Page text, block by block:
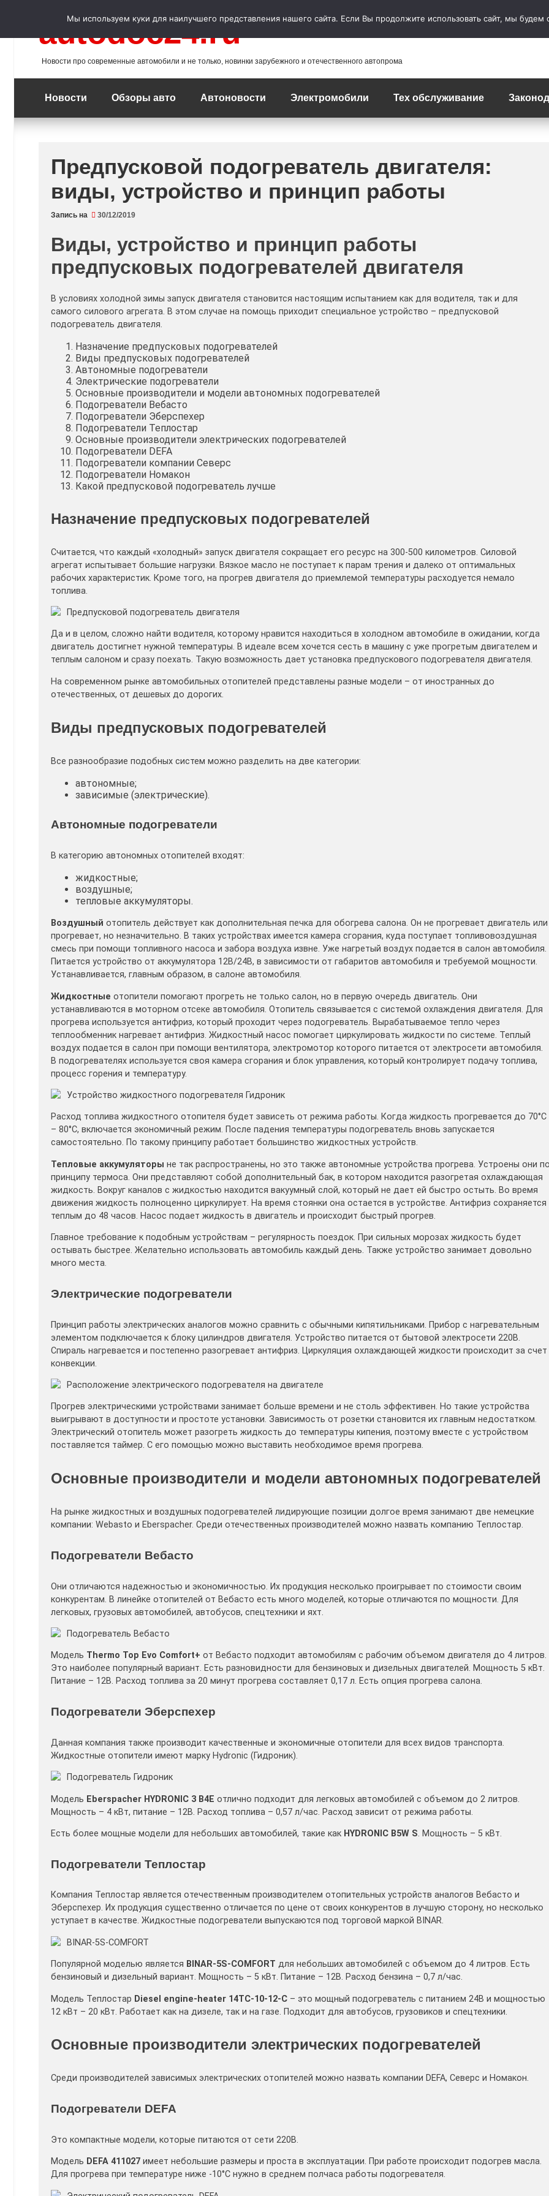
autodoc24.ru
Новости про современные автомобили и не только, новинки зарубежного и отечественного автопрома
Новости Обзоры авто Автоновости Электромобили Тех обслуживание
Предпусковой подогреватель двигателя:
виды, устройство и принцип работы
Запись на 30/12/2019
Виды, устройство и принцип работы
предпусковых подогревателей двигателя
В условиях холодной зимы запуск двигателя становится настоящим испытанием как для водителя, так и для
самого силового агрегата. В этом случае на помощь приходит специальное устройство – предпусковой
подогреватель двигателя.
Назначение предпусковых подогревателей
Виды предпусковых подогревателей
Автономные подогреватели
Электрические подогреватели
Основные производители и модели автономных подогревателей
Подогреватели Вебасто
Подогреватели Эберспехер
Подогреватели Теплостар
Основные производители электрических подогревателей
Подогреватели DEFA
Подогреватели компании Северс
Подогреватели Номакон
Какой предпусковой подогреватель лучше
Назначение предпусковых подогревателей
Считается, что каждый «холодный» запуск двигателя сокращает его ресурс на 300-500 километров. Силовой
агрегат испытывает большие нагрузки. Вязкое масло не поступает к парам трения и далеко от оптимальных
рабочих характеристик. Кроме того, на прогрев двигателя до приемлемой температуры расходуется немало
топлива.
Предпусковой подогреватель двигателя
Да и в целом, сложно найти водителя, которому нравится находиться в холодном автомобиле в ожидании, когда
двигатель достигнет нужной температуры. В идеале всем хочется сесть в машину с уже прогретым двигателем и
теплым салоном и сразу поехать. Такую возможность дает установка предпускового подогревателя двигателя.
На современном рынке автомобильных отопителей представлены разные модели – от иностранных до
отечественных, от дешевых до дорогих.
Виды предпусковых подогревателей
Все разнообразие подобных систем можно разделить на две категории:
автономные;
зависимые (электрические).
Автономные подогреватели
В категорию автономных отопителей входят:
жидкостные;
воздушные;
тепловые аккумуляторы.
Воздушный отопитель действует как дополнительная печка для обогрева салона. Он не прогревает двигатель или
прогревает, но незначительно. В таких устройствах имеется камера сгорания, куда поступает топливовоздушная
смесь при помощи топливного насоса и забора воздуха извне. Уже нагретый воздух подается в салон автомобиля.
Питается устройство от аккумулятора 12В/24В, в зависимости от габаритов автомобиля и требуемой мощности.
Устанавливается, главным образом, в салоне автомобиля.
Жидкостные отопители помогают прогреть не только салон, но в первую очередь двигатель. Они
устанавливаются в моторном отсеке автомобиля. Отопитель связывается с системой охлаждения двигателя. Для
прогрева используется антифриз, который проходит через подогреватель. Вырабатываемое тепло через
теплообменник нагревает антифриз. Жидкостный насос помогает циркулировать жидкости по системе. Теплый
воздух подается в салон при помощи вентилятора, электромотор которого питается от электросети автомобиля.
В подогревателях используется своя камера сгорания и блок управления, который контролирует подачу топлива,
процесс горения и температуру.
Устройство жидкостного подогревателя Гидроник
Расход топлива жидкостного отопителя будет зависеть от режима работы. Когда жидкость прогревается до 70°C
– 80°C, включается экономичный режим. После падения температуры подогреватель вновь запускается
самостоятельно. По такому принципу работает большинство жидкостных устройств.
Тепловые аккумуляторы не так распространены, но это также автономные устройства прогрева. Устроены они
принципу термоса. Они представляют собой дополнительный бак, в котором находится разогретая охлаждающая
жидкость. Вокруг каналов с жидкостью находится вакуумный слой, который не дает ей быстро остыть. Во время
движения жидкость полноценно циркулирует. На время стоянки она остается в устройстве. Антифриз сохраняется
теплым до 48 часов. Насос подает жидкость в двигатель и происходит быстрый прогрев.
Главное требование к подобным устройствам – регулярность поездок. При сильных морозах жидкость будет
остывать быстрее. Желательно использовать автомобиль каждый день. Также устройство занимает довольно
много места.
Электрические подогреватели
Принцип работы электрических аналогов можно сравнить с обычными кипятильниками. Прибор с нагревательным
элементом подключается к блоку цилиндров двигателя. Устройство питается от бытовой электросети 220В.
Спираль нагревается и постепенно разогревает антифриз. Циркуляция охлаждающей жидкости происходит за счет
конвекции.
Расположение электрического подогревателя на двигателе
Прогрев электрическими устройствами занимает больше времени и не столь эффективен. Но такие устройства
выигрывают в доступности и простоте установки. Зависимость от розетки становится их главным недостатком.
Электрический отопитель может разогреть жидкость до температуры кипения, поэтому вместе с устройством
поставляется таймер. С его помощью можно выставить необходимое время прогрева.
Основные производители и модели автономных подогревателей
На рынке жидкостных и воздушных подогревателей лидирующие позиции долгое время занимают две немецкие
компании: Webasto и Eberspacher. Среди отечественных производителей можно назвать компанию Теплостар.
Подогреватели Вебасто
Они отличаются надежностью и экономичностью. Их продукция несколько проигрывает по стоимости своим
конкурентам. В линейке отопителей от Вебасто есть много моделей, которые отличаются по мощности. Для
легковых, грузовых автомобилей, автобусов, спецтехники и яхт.
Подогреватель Вебасто
Модель Thermo Top Evo Comfort+ от Вебасто подходит автомобилям с рабочим объемом двигателя до 4 литров.
Это наиболее популярный вариант. Есть разновидности для бензиновых и дизельных двигателей. Мощность 5 кВт.
Питание – 12В. Расход топлива за 20 минут прогрева составляет 0,17 л. Есть опция прогрева салона.
Подогреватели Эберспехер
Данная компания также производит качественные и экономичные отопители для всех видов транспорта.
Жидкостные отопители имеют марку Hydronic (Гидроник).
Подогреватель Гидроник
Модель Eberspacher HYDRONIC 3 B4E отлично подходит для легковых автомобилей с объемом до 2 литров.
Мощность – 4 кВт, питание – 12В. Расход топлива – 0,57 л/час. Расход зависит от режима работы.
Есть более мощные модели для небольших автомобилей, такие как HYDRONIC B5W S. Мощность – 5 кВт.
Подогреватели Теплостар
Компания Теплостар является отечественным производителем отопительных устройств аналогов Вебасто и
Эберспехер. Их продукция существенно отличается по цене от своих конкурентов в лучшую сторону, но несколько
уступает в качестве. Жидкостные подогреватели выпускаются под торговой маркой BINAR.
BINAR-5S-COMFORT
Популярной моделью является BINAR-5S-COMFORT для небольших автомобилей с объемом до 4 литров. Есть
бензиновый и дизельный вариант. Мощность – 5 кВт. Питание – 12В. Расход бензина – 0,7 л/час.
Модель Теплостар Diesel engine-heater 14ТС-10-12-С – это мощный подогреватель с питанием 24В и мощностью
12 кВт – 20 кВт. Работает как на дизеле, так и на газе. Подходит для автобусов, грузовиков и спецтехники.
Основные производители электрических подогревателей
Среди производителей зависимых электрических отопителей можно назвать компании DEFA, Северс и Номакон.
Подогреватели DEFA
Это компактные модели, которые питаются от сети 220В.
Модель DEFA 411027 имеет небольшие размеры и проста в эксплуатации. При работе происходит подогрев масла.
Для прогрева при температуре ниже -10°C нужно в среднем полчаса работы подогревателя.
Мы используем куки для наилучшего представления нашего сайта. Если Вы продолжите использовать сайт, мы будем